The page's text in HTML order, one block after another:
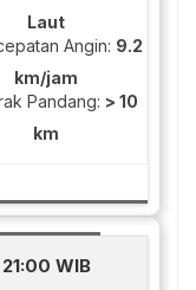
Laut
Angin: 9.2
km/jam
Pandang: > 10
km
21:00 WIB